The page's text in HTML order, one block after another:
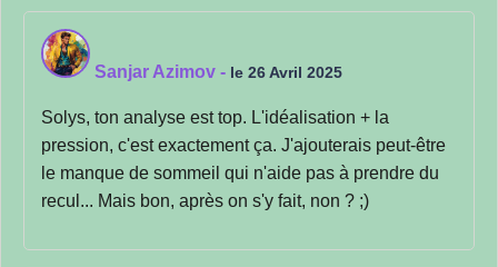
Sanjar Azimov - le 26 Avril 2025
Solys, ton analyse est top. L'idéalisation + la
pression, c'est exactement ça. J'ajouterais peut-être
le manque de sommeil qui n'aide pas à prendre du
recul... Mais bon, après on s'y fait, non ? ;)